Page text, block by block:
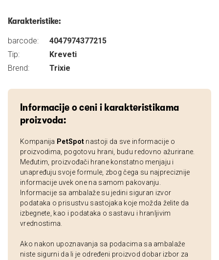
Karakteristike:
barcode:
4047974377215
Tip:
Kreveti
Brend:
Trixie
Informacije o ceni i karakteristikama
proizvoda:
Kompanija PetSpot nastoji da sve informacije o
proizvodima, pogotovu hrani, budu redovno ažurirane.
Međutim, proizvođači hrane konstatno menjaju i
unapređuju svoje formule, zbog čega su najpreciznije
informacije uvek one na samom pakovanju.
Informacije sa ambalaže su jedini siguran izvor
podataka o prisustvu sastojaka koje možda želite da
izbegnete, kao i podataka o sastavu i hranljivim
vrednostima.
Ako nakon upoznavanja sa podacima sa ambalaže
niste sigurni da li je određeni proizvod dobar izbor za